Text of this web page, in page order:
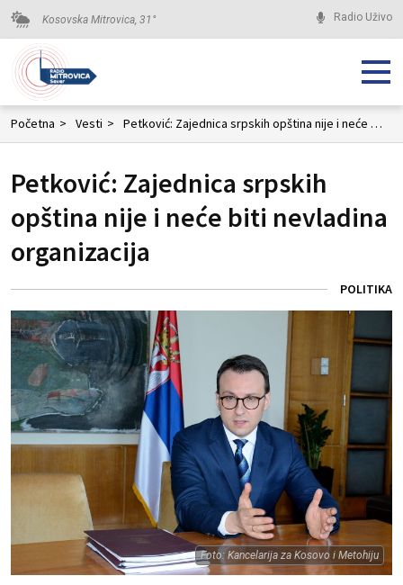
Kosovska Mitrovica, 31 ° Radio Uživo
Početna > Vesti > Petković: Zajednica srpskih opština nije i neće biti nevladina organizacija
Petković: Zajednica srpskih
opština nije i neće biti nevladina
organizacija
POLITIKA
Foto: Kancelarija za Kosovo i Metohiju